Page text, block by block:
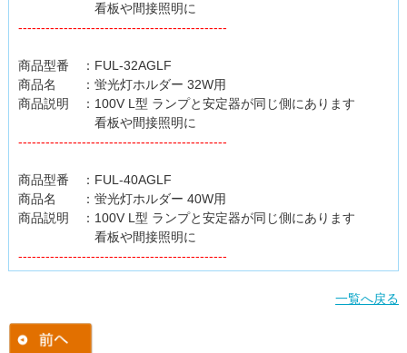
看板や間接照明に
----------------------------------------------
商品型番 ：FUL-32AGLF
商品名 ：蛍光灯ホルダー 32W用
商品説明 ：100V L型 ランプと安定器が同じ側にあります
看板や間接照明に
----------------------------------------------
商品型番 ：FUL-40AGLF
商品名 ：蛍光灯ホルダー 40W用
商品説明 ：100V L型 ランプと安定器が同じ側にあります
看板や間接照明に
----------------------------------------------
一覧へ戻る